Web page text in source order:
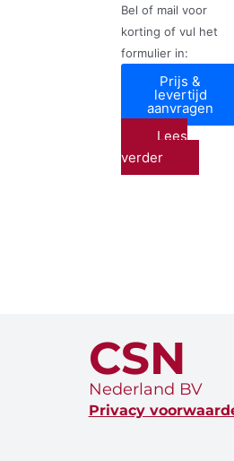
Bel of mail voor
korting of vul het
formulier in:
Prijs &
levertijd
aanvragen
Lees
verder
CSN
Nederland BV
Privacy